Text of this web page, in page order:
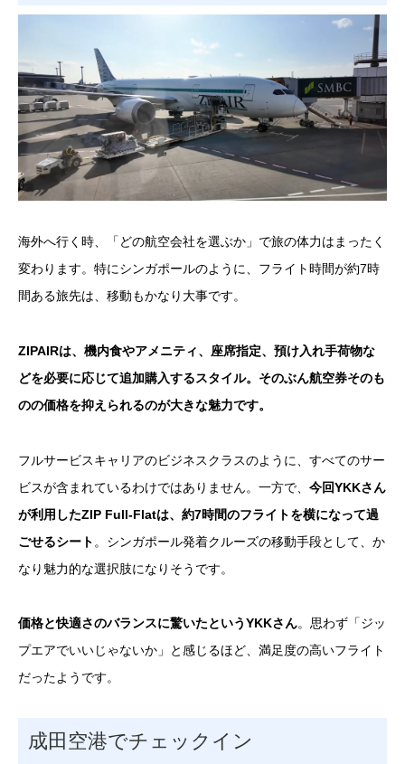
海外へ行く時、「どの航空会社を選ぶか」で旅の体力はまったく
変わります。特にシンガポールのように、フライト時間が約7時
間ある旅先は、移動もかなり大事です。
ZIPAIRは、機内食やアメニティ、座席指定、預け入れ手荷物な
どを必要に応じて追加購入するスタイル。そのぶん航空券そのも
のの価格を抑えられるのが大きな魅力です。
フルサービスキャリアのビジネスクラスのように、すべてのサー
ビスが含まれているわけではありません。一方で、 今回YKKさん
が利用したZIP Full-Flatは、約7時間のフライトを横になって過
ごせるシート 。シンガポール発着クルーズの移動手段として、か
なり魅力的な選択肢になりそうです。
価格と快適さのバランスに驚いたというYKKさん。思わず「ジッ
プエアでいいじゃないか」と感じるほど、満足度の高いフライト
だったようです。
成田空港でチェックイン